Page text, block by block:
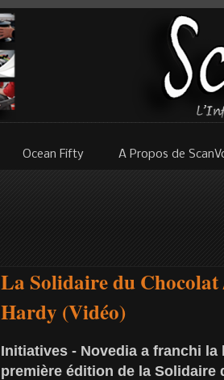
Ocean Fifty A Propos de
La Solidaire du
Hardy (Vidéo)
Initiatives - Novedia a franchi la
première édition de la Solidaire